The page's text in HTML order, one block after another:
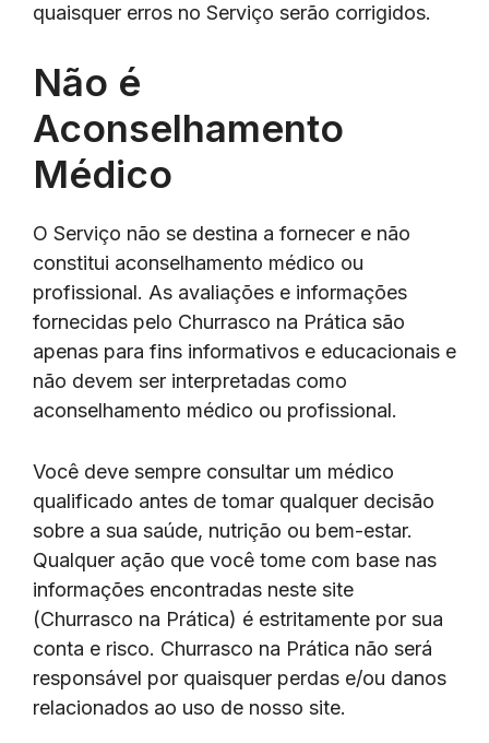
quaisquer erros no Serviço serão corrigidos.
Não é
Aconselhamento
Médico
O Serviço não se destina a fornecer e não
constitui aconselhamento médico ou
profissional. As avaliações e informações
fornecidas pelo Churrasco na Prática são
apenas para fins informativos e educacionais e
não devem ser interpretadas como
aconselhamento médico ou profissional.
Você deve sempre consultar um médico
qualificado antes de tomar qualquer decisão
sobre a sua saúde, nutrição ou bem-estar.
Qualquer ação que você tome com base nas
informações encontradas neste site
(Churrasco na Prática) é estritamente por sua
conta e risco. Churrasco na Prática não será
responsável por quaisquer perdas e/ou danos
relacionados ao uso de nosso site.